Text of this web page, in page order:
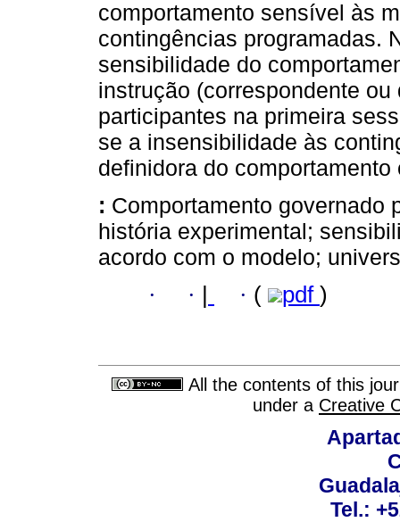
comportamento sensível às
contingências programadas.
sensibilidade do
instrução (correspondente
participantes na primeira
se a insensibilidade às
definidora do
: Comportamento governado
história experimental;
acordo com o modelo;
· · · ( pdf )
All the contents of this
under a Creative
Tel.: